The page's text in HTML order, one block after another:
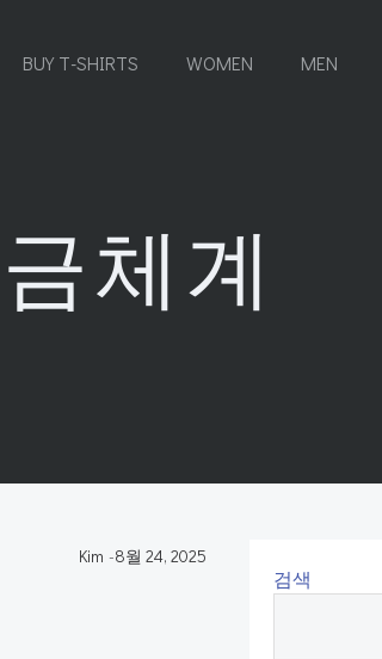
BUY T-SHIRTS WOMEN MEN
체계
Kim -8월 24, 2025
검색